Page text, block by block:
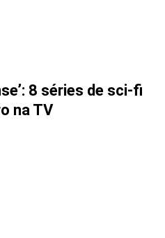
8 séries de sci-fi
na TV